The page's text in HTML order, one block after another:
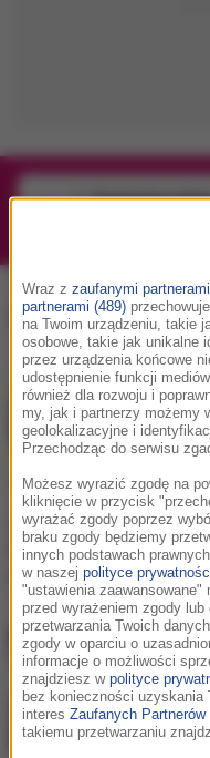
1/1 Podwójne
OneRepublic wystąpi
Polsce! Zespół zagra
koncert w Krakowie
Wraz z zaufanymi
partnerami (489)
na Twoim urządzeniu, takie
osobowe, takie jak unikalne
przez urządzenia końcowe
udostępnienie funkcji
również dla rozwoju i
my, jak i partnerzy możemy
geolokalizacyjne i
Przechodząc do serwisu
Możesz wyrazić zgodę na
kliknięcie w przycisk
wyrażać zgody poprzez
braku zgody będziemy
innych podstawach
w naszej polityce
"ustawienia
przed wyrażeniem zgody
przetwarzania Twoich
zgody w oparciu o
informacje o możliwości
znajdziesz w polityce
bez konieczności uzyskania
interes Zaufanych Partnerów
takiemu przetwarzaniu